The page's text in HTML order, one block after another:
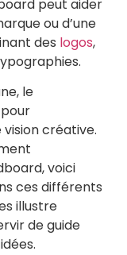
peut aider
ou d’une
des logos,
le
créative.
voici
ces différents
illustre
de guide